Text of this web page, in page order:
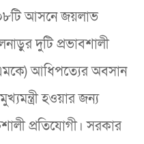
আসনে জয়লাভ
দুটি প্রভাবশালী
আধিপত্যের অবসান
হওয়ার জন্য
প্রতিযোগী। সরকার